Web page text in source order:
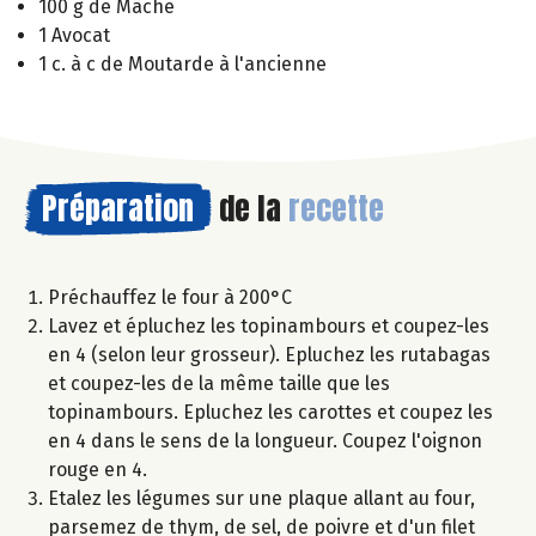
100 g de Mâche
1 Avocat
1 c. à c de Moutarde à l'ancienne
Préparation de la recette
Préchauffez le four à 200°C
Lavez et épluchez les topinambours et coupez-les
en 4 (selon leur grosseur). Epluchez les rutabagas
et coupez-les de la même taille que les
topinambours. Epluchez les carottes et coupez les
en 4 dans le sens de la longueur. Coupez l'oignon
rouge en 4.
Etalez les légumes sur une plaque allant au four,
parsemez de thym, de sel, de poivre et d'un filet